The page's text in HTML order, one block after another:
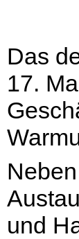
Das
17.
und